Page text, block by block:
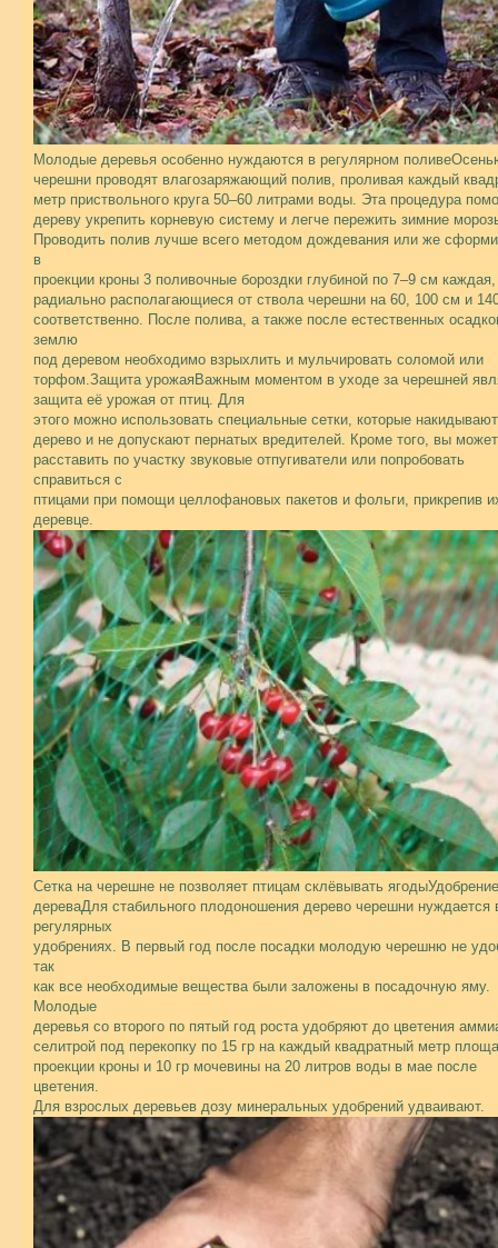
Молодые деревья особенно нуждаются в регулярном
черешни проводят влагозаряжающий полив, проливая каждый
метр приствольного круга 50–60 литрами воды. Эта процедура
дереву укрепить корневую систему и легче пережить зимние
Проводить полив лучше всего методом дождевания или же
в
проекции кроны 3 поливочные бороздки глубиной по 7–9 см каждая,
радиально располагающиеся от ствола черешни на 60, 100 см и
соответственно. После полива, а также после естественных
землю
под деревом необходимо взрыхлить и мульчировать соломой или
торфом.Защита урожаяВажным моментом в уходе за черешней
защита её урожая от птиц. Для
этого можно использовать специальные сетки, которые
дерево и не допускают пернатых вредителей. Кроме того, вы
расставить по участку звуковые отпугиватели или попробовать
справиться с
птицами при помощи целлофановых пакетов и фольги, прикрепив
деревце.
Сетка на черешне не позволяет птицам склёвывать ягодыУдобрение
дереваДля стабильного плодоношения дерево черешни нуждается
регулярных
удобрениях. В первый год после посадки молодую черешню не
так
как все необходимые вещества были заложены в посадочную яму.
Молодые
деревья со второго по пятый год роста удобряют до цветения
селитрой под перекопку по 15 гр на каждый квадратный метр
проекции кроны и 10 гр мочевины на 20 литров воды в мае после
цветения.
Для взрослых деревьев дозу минеральных удобрений удваивают.